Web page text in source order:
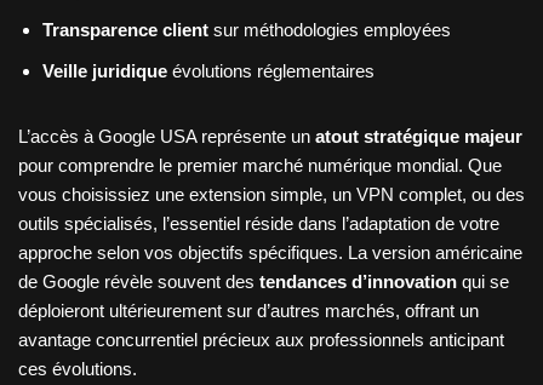
Transparence client sur méthodologies employées
Veille juridique évolutions réglementaires
L’accès à Google USA représente un atout stratégique majeur
pour comprendre le premier marché numérique mondial. Que
vous choisissiez une extension simple, un VPN complet, ou des
outils spécialisés, l’essentiel réside dans l’adaptation de votre
approche selon vos objectifs spécifiques. La version américaine
de Google révèle souvent des tendances d’innovation qui se
déploieront ultérieurement sur d’autres marchés, offrant un
avantage concurrentiel précieux aux professionnels anticipant
ces évolutions.